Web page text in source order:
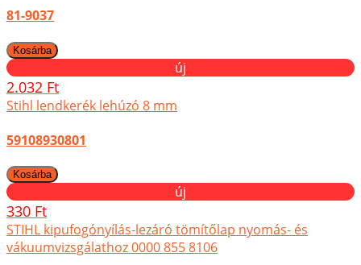
81-9037
új
2.032 Ft
Stihl lendkerék lehúzó 8 mm
59108930801
új
330 Ft
STIHL kipufogónyílás-lezáró tömítőlap nyomás- és
vákuumvizsgálathoz 0000 855 8106